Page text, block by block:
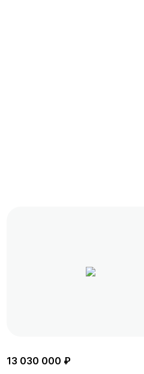
13 030 000 ₽